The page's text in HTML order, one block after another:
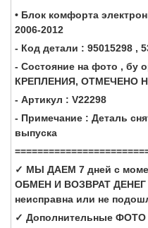
• Блок комфорта
2006-2012
- Код детали : 95015298 ,
- Состояние на фото , бу
КРЕПЛЕНИЯ, ОТМЕЧЕНО
- Артикул : V22298
- Примечание : Деталь
выпуска
✓ МЫ ДАЕМ 7 дней с
ОБМЕН И ВОЗВРАТ ДЕНЕГ
неисправна или не
✓ Дополнительные ФОТО